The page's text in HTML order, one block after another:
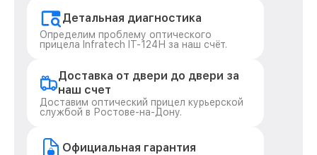
Детальная диагностика
Определим проблему оптического
прицела Infratech IT-124Н за наш счёт.
Доставка от двери до двери за
наш счет
Доставим оптический прицел курьерской
службой в Ростове-на-Дону.
Официальная гарантия